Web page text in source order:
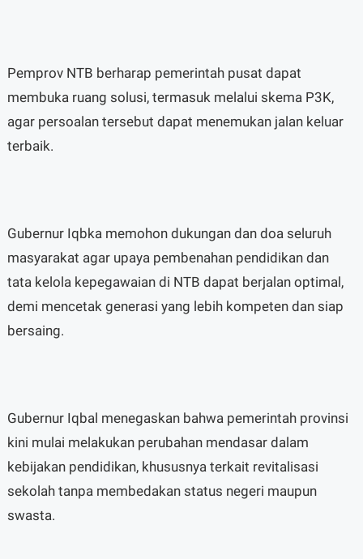
Pemprov NTB berharap pemerintah pusat dapat
membuka ruang solusi, termasuk melalui skema P3K,
agar persoalan tersebut dapat menemukan jalan keluar
terbaik.
Gubernur Iqbka memohon dukungan dan doa seluruh
masyarakat agar upaya pembenahan pendidikan dan
tata kelola kepegawaian di NTB dapat berjalan optimal,
demi mencetak generasi yang lebih kompeten dan siap
bersaing.
Gubernur Iqbal menegaskan bahwa pemerintah provinsi
kini mulai melakukan perubahan mendasar dalam
kebijakan pendidikan, khususnya terkait revitalisasi
sekolah tanpa membedakan status negeri maupun
swasta.